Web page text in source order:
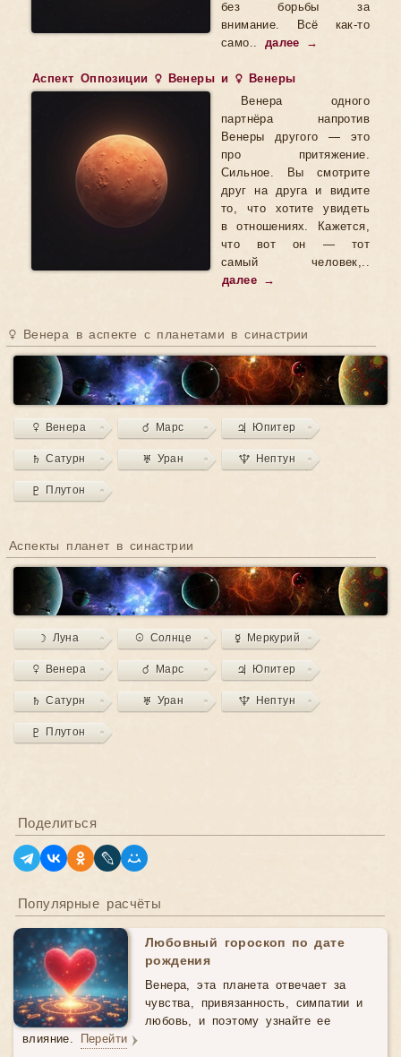
без борьбы за
внимание. Всё как-то
само.. далее →
Аспект Оппозиции ♀ Венеры и ♀ Венеры
Венера одного
партнёра напротив
Венеры другого — это
про притяжение.
Сильное. Вы смотрите
друг на друга и видите
то, что хотите увидеть
в отношениях. Кажется,
что вот он — тот
самый человек,..
далее →
♀ Венера в аспекте с планетами в синастрии
♀ Венера ♂ Марс ♃ Юпитер
♄ Сатурн ♅ Уран ♆ Нептун
♇ Плутон
Аспекты планет в синастрии
☽ Луна ☉ Солнце ☿ Меркурий
♀ Венера ♂ Марс ♃ Юпитер
♄ Сатурн ♅ Уран ♆ Нептун
♇ Плутон
Поделиться
Популярные расчёты
Любовный гороскоп по дате
рождения
Венера, эта планета отвечает за
чувства, привязанность, симпатии и
любовь, и поэтому узнайте ее
влияние. Перейти